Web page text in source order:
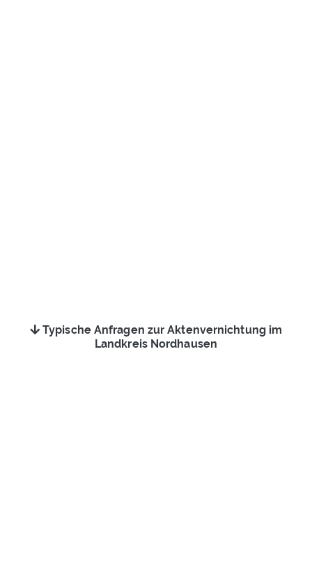
Typische Anfragen zur Aktenvernichtung im
Landkreis Nordhausen